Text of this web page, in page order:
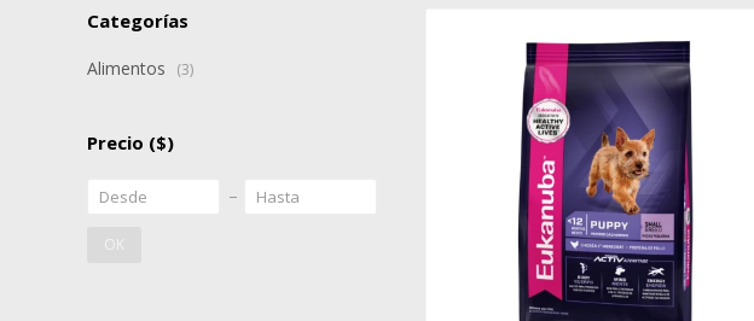
Categorías
Alimentos (3)
Precio ($)
OK